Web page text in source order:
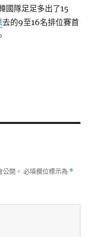
國隊足足多出了15
去的9至16名排位賽首
開。 必填欄位標示為 *